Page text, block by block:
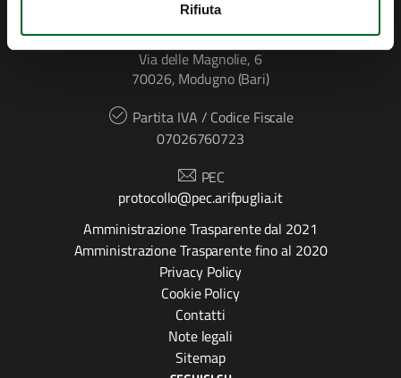
Rifiuta
Indirizzo
Via delle Magnolie, 6
70026, Modugno (Bari)
Partita IVA / Codice Fiscale
07026760723
PEC
protocollo@pec.arifpuglia.it
Amministrazione Trasparente dal 2021
Amministrazione Trasparente fino al 2020
Privacy Policy
Cookie Policy
Contatti
Note legali
Sitemap